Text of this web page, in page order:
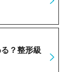
？整形級